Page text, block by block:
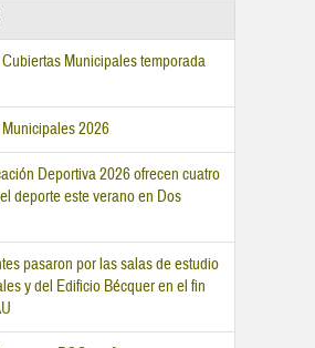
Municipales temporada
2026
Deportiva 2026 ofrecen cuatro
deporte este verano en Dos
pasaron por las salas de estudio
y del Edificio Bécquer en el fin